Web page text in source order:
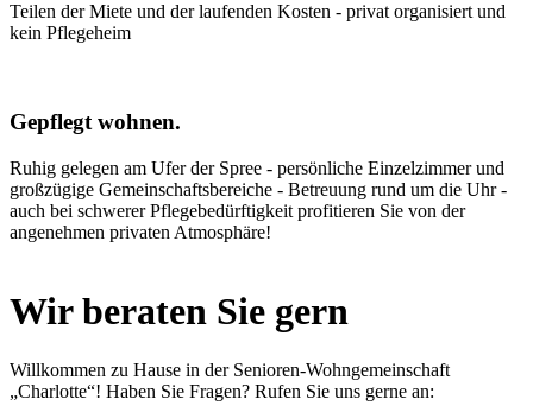
Teilen der Miete und der laufenden Kosten - privat organisiert und
kein Pflegeheim
Gepflegt wohnen.
Ruhig gelegen am Ufer der Spree - persönliche Einzelzimmer und
großzügige Gemeinschaftsbereiche - Betreuung rund um die Uhr -
auch bei schwerer Pflegebedürftigkeit profitieren Sie von der
angenehmen privaten Atmosphäre!
Wir beraten Sie gern
Willkommen zu Hause in der Senioren-Wohngemeinschaft
„Charlotte“! Haben Sie Fragen? Rufen Sie uns gerne an: